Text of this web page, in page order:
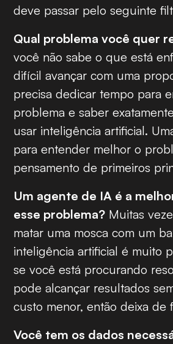
deve passar pelo seguinte
Qual problema você quer
você não sabe o que está
difícil avançar com uma
precisa dedicar tempo para
problema e saber
usar inteligência artificial.
para entender melhor o
pensamento de primeiros
Um agente de IA é a
esse problema? Muitas
matar uma mosca com um
inteligência artificial é muito
se você está procurando
pode alcançar resultados
custo menor, então deixa de
Você tem os dados